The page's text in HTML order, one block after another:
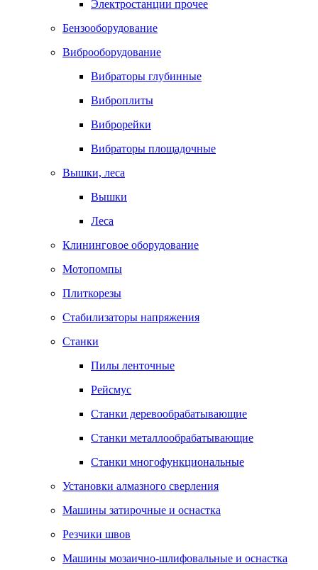
Электростанции прочее
Бензооборудование
Виброоборудование
Вибраторы глубинные
Виброплиты
Виброрейки
Вибраторы площадочные
Вышки, леса
Вышки
Леса
Клининговое оборудование
Мотопомпы
Плиткорезы
Стабилизаторы напряжения
Станки
Пилы ленточные
Рейсмус
Станки деревообрабатывающие
Станки металлообрабатывающие
Станки многофункциональные
Установки алмазного сверления
Машины затирочные и оснастка
Резчики швов
Машины мозаично-шлифовальные и оснастка